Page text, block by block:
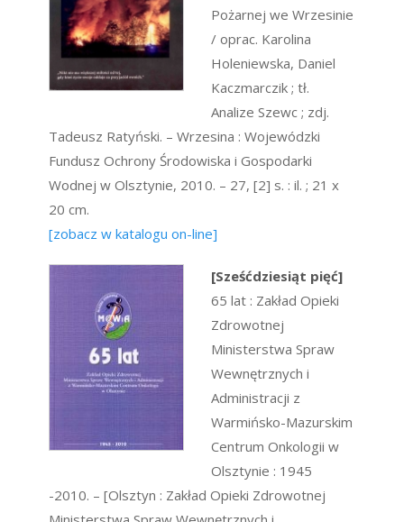
Pożarnej we Wrzesinie
/ oprac. Karolina
Holeniewska, Daniel
Kaczmarczik ; tł.
Analize Szewc ; zdj.
Tadeusz Ratyński. – Wrzesina : Wojewódzki
Fundusz Ochrony Środowiska i Gospodarki
Wodnej w Olsztynie, 2010. – 27, [2] s. : il. ; 21 x
20 cm.
[zobacz w katalogu on-line]
[Sześćdziesiąt pięć]
65 lat : Zakład Opieki
Zdrowotnej
Ministerstwa Spraw
Wewnętrznych i
Administracji z
Warmińsko-Mazurskim
Centrum Onkologii w
Olsztynie : 1945
-2010. – [Olsztyn : Zakład Opieki Zdrowotnej